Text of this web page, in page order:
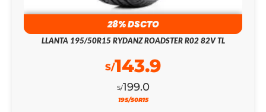
28% DSCTO
LLANTA 195/50R15 RYDANZ ROADSTER R02 82V TL
S/199.0
S/143.9
195/50R15